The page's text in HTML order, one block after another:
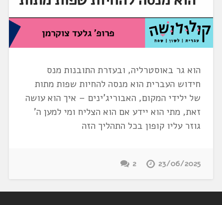
הוא גר באוסטרליה, ובעזרת התובנות מנס
חידוש העברית הוא מנסה להחיות שפות מתות
של ילידי המקום, האבוריג'ינים – איך הוא עושה
זאת, מתי הוא יידע אם הוא הצליח ומי למען ה'
גוזר עליו קופון בכל התהליך הזה
23/06/2025
2